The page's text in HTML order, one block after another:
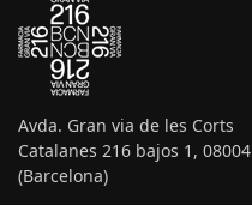
Avda. Gran via de les Corts
Catalanes 216 bajos 1, 08004
(Barcelona)